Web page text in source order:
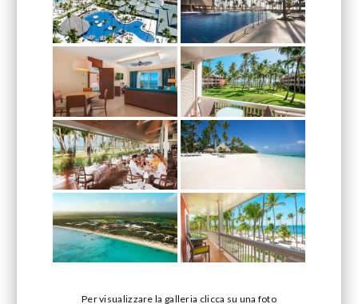
Per visualizzare la galleria clicca su una foto